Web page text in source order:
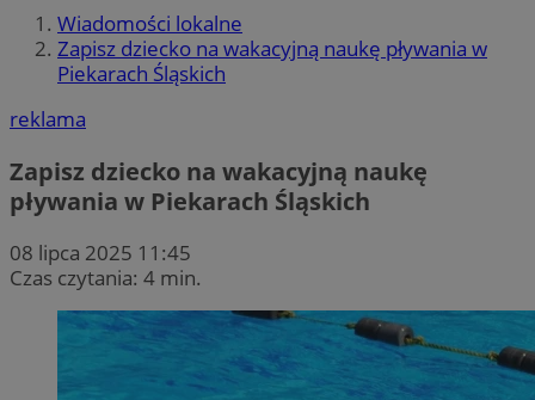
Wiadomości lokalne
Zapisz dziecko na wakacyjną naukę pływania w
Piekarach Śląskich
reklama
Zapisz dziecko na wakacyjną naukę
pływania w Piekarach Śląskich
08 lipca 2025 11:45
Czas czytania: 4 min.